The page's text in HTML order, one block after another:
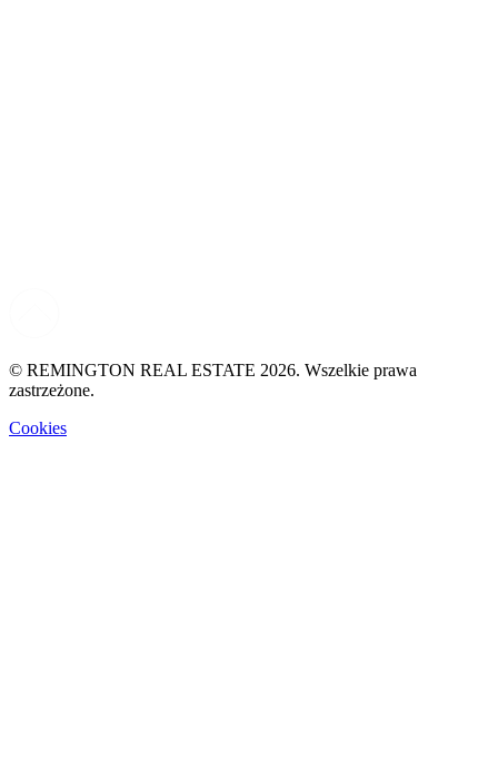
© REMINGTON REAL ESTATE 2026. Wszelkie prawa
zastrzeżone.
Cookies